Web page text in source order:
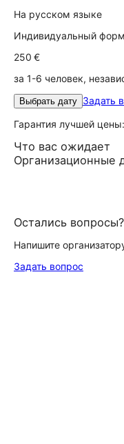
На русском языке
Индивидуальный
250 €
за 1-6 человек,
Выбрать дату Задать
Гарантия лучшей
Что вас ожидает
Организационные
Остались вопросы?
Напишите
Задать вопрос